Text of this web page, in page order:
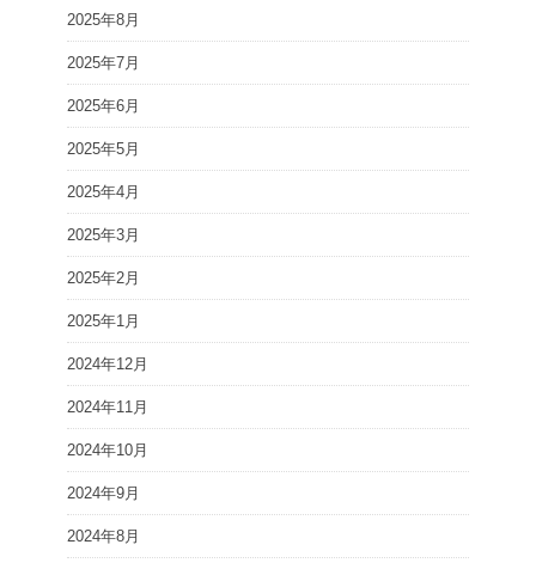
2025年8月
2025年7月
2025年6月
2025年5月
2025年4月
2025年3月
2025年2月
2025年1月
2024年12月
2024年11月
2024年10月
2024年9月
2024年8月